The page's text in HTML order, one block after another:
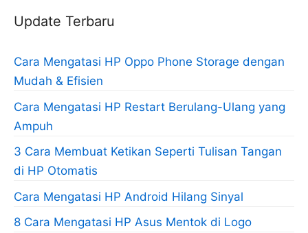
Update Terbaru
Cara Mengatasi HP Oppo Phone Storage dengan
Mudah & Efisien
Cara Mengatasi HP Restart Berulang-Ulang yang
Ampuh
3 Cara Membuat Ketikan Seperti Tulisan Tangan
di HP Otomatis
Cara Mengatasi HP Android Hilang Sinyal
8 Cara Mengatasi HP Asus Mentok di Logo